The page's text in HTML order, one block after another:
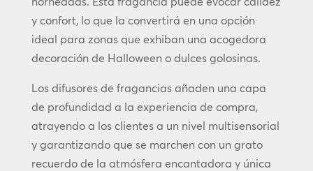
y confort, lo que la convertirá en una opción
ideal para zonas que exhiban una acogedora
decoración de Halloween o dulces golosinas.
Los difusores de fragancias añaden una capa
de profundidad a la experiencia de compra,
atrayendo a los clientes a un nivel multisensorial
y garantizando que se marchen con un grato
recuerdo de la atmósfera encantadora y única